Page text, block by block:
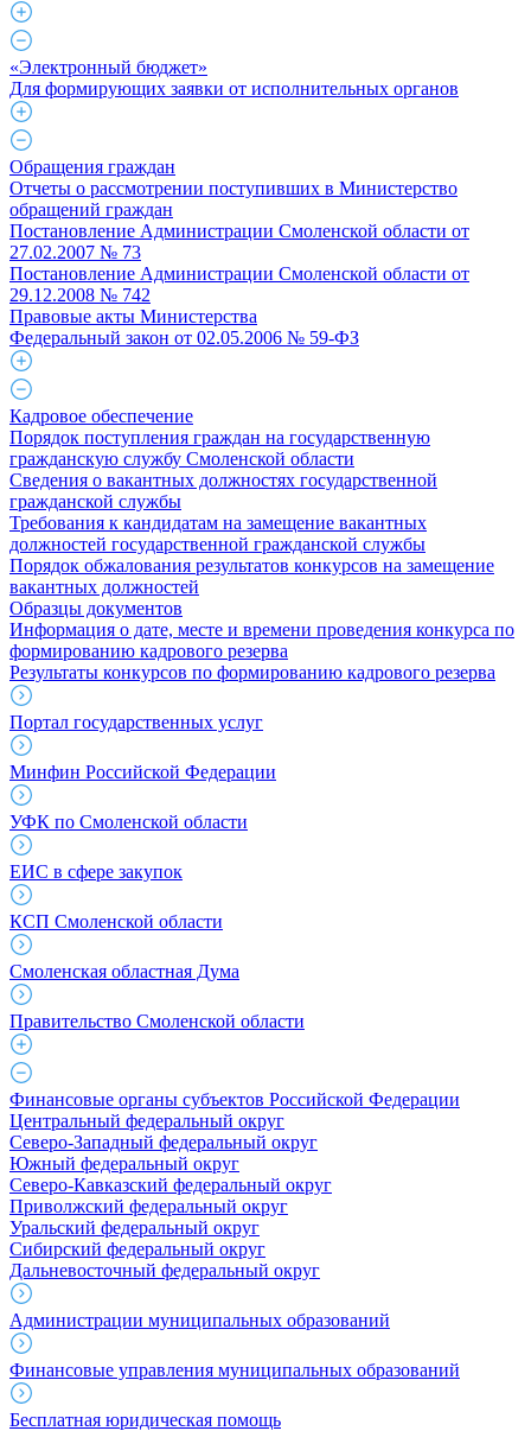
«Электронный бюджет»
Для формирующих заявки от исполнительных органов
Обращения граждан
Отчеты о рассмотрении поступивших в Министерство
обращений граждан
Постановление Администрации Смоленской области от
27.02.2007 № 73
Постановление Администрации Смоленской области от
29.12.2008 № 742
Правовые акты Министерства
Федеральный закон от 02.05.2006 № 59-ФЗ
Кадровое обеспечение
Порядок поступления граждан на государственную
гражданскую службу Смоленской области
Сведения о вакантных должностях государственной
гражданской службы
Требования к кандидатам на замещение вакантных
должностей государственной гражданской службы
Порядок обжалования результатов конкурсов на замещение
вакантных должностей
Образцы документов
Информация о дате, месте и времени проведения конкурса по
формированию кадрового резерва
Результаты конкурсов по формированию кадрового резерва
Портал государственных услуг
Минфин Российской Федерации
УФК по Смоленской области
ЕИС в сфере закупок
КСП Смоленской области
Смоленская областная Дума
Правительство Смоленской области
Финансовые органы субъектов Российской Федерации
Центральный федеральный округ
Северо-Западный федеральный округ
Южный федеральный округ
Северо-Кавказский федеральный округ
Приволжский федеральный округ
Уральский федеральный округ
Сибирский федеральный округ
Дальневосточный федеральный округ
Администрации муниципальных образований
Финансовые управления муниципальных образований
Бесплатная юридическая помощь